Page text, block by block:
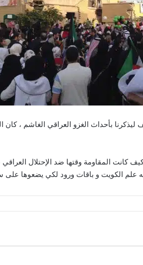
بأحداث الغزو العراقي الغاشم ، كان
المقاومة وقتها ضد الإحتلال العراقي
علم الكويت و باقات ورود لكي يضعوها على